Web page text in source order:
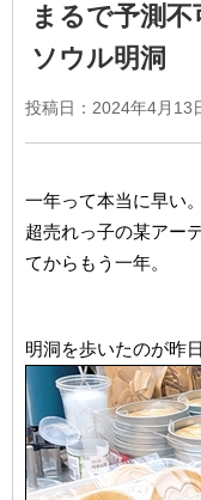
まるで予測
ソウル明洞
投稿日： 2024年4月13
一年って本当に早い。
超売れっ子の某アー
てからもう一年。
明洞を歩いたのが昨